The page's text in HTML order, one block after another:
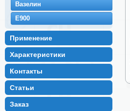
Вазелин
E900
Применение
Характеристики
Контакты
Статьи
Заказ